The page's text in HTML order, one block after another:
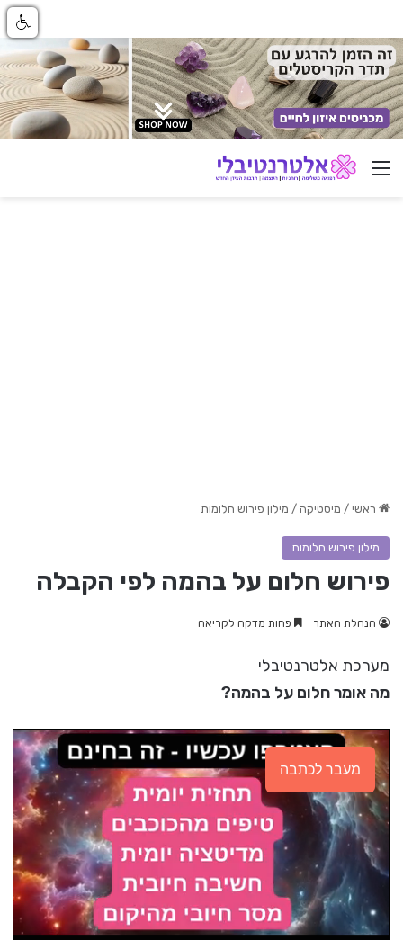
ניווט באתר
ראשי / מיסטיקה / מילון פירוש חלומות
מילון פירוש חלומות
פירוש חלום על בהמה לפי הקבלה
הנהלת האתר פחות מדקה לקריאה
מערכת אלטרנטיבלי
מה אומר חלום על בהמה?
מעבר לכתבה